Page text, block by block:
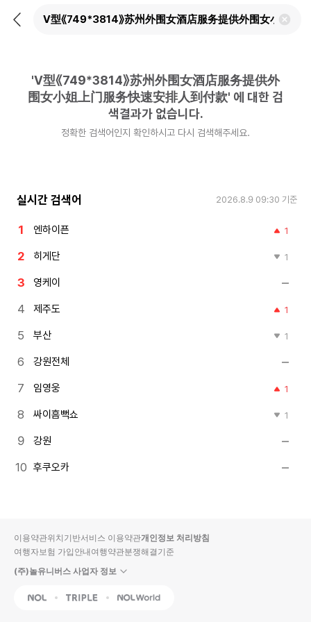
뒤
검
'V型《749*3814》苏州外围女酒店服务提供外
围女小姐上门服务快速安排人到付款' 에 대한 검
색결과가 없습니다.
정확한 검색어인지 확인하시고 다시 검색해주세요.
실시간 검색어 2026.8.9 09:30 기준
엔하이픈 1
히게단 1
영케이
제주도 1
부산 1
강원전체
임영웅 1
싸이흠뻑쇼 1
강원
후쿠오카
이용약관위치기반서비스 이용약관개인정보 처리방침
여행자보험 가입안내여행약관분쟁해결기준
(주)놀유니버스 사업자 정보
NOL Triple Interpark Global